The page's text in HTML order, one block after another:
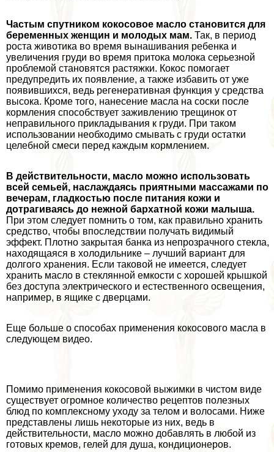
Частым спутником кокосовое масло становится для
беременных женщин и молодых мам. Так, в период
роста животика во время вынашивания ребенка и
увеличения гpyди во время притока молока серьезной
проблемой становятся растяжки. Кокос помогает
предупредить их появление, а также избавить от уже
появившихся, ведь регенеративная функция у средства
высока. Кроме того, нанесение масла на соски после
кормления способствует заживлению трещинок от
неправильного прикладывания к гpyди. При таком
использовании необходимо смывать с гpyди остатки
целебной смеси перед каждым кормлением.
В действительности, масло можно использовать
всей семьей, наслаждаясь приятными массажами по
вечерам, гладкостью после питания кожи и
дотрагиваясь до нежной бархатной кожи малыша.
При этом следует помнить о том, как правильно хранить
средство, чтобы впоследствии получать видимый
эффект. Плотно закрытая банка из непрозрачного стекла,
находящаяся в холодильнике – лучший вариант для
долгого хранения. Если таковой не имеется, следует
хранить масло в стеклянной емкости с хорошей крышкой
без доступа электрического и естественного освещения,
например, в ящике с дверцами.
Еще больше о способах применения кокосового масла в
следующем видео.
Помимо применения кокосовой выжимки в чистом виде
существует огромное количество рецептов полезных
блюд по комплексному уходу за телом и волосами. Ниже
представлены лишь некоторые из них, ведь в
действительности, масло можно добавлять в любой из
готовых кремов, гелей для душа, кондиционеров.